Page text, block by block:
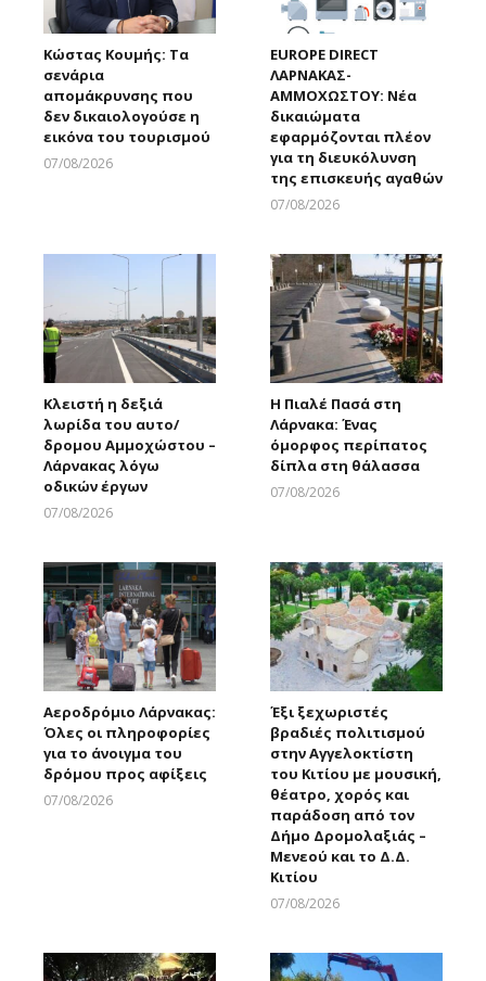
Κώστας Κουμής: Τα
σενάρια
απομάκρυνσης που
δεν δικαιολογούσε η
εικόνα του τουρισμού
07/08/2026
EUROPE DIRECT
ΛΑΡΝΑΚΑΣ-
ΑΜΜΟΧΩΣΤΟΥ: Νέα
δικαιώματα
εφαρμόζονται πλέον
για τη διευκόλυνση
της επισκευής αγαθών
07/08/2026
Κλειστή η δεξιά
λωρίδα του αυτο/
δρομου Αμμοχώστου –
Λάρνακας λόγω
οδικών έργων
07/08/2026
Η Πιαλέ Πασά στη
Λάρνακα: Ένας
όμορφος περίπατος
δίπλα στη θάλασσα
07/08/2026
Αεροδρόμιο Λάρνακας:
Όλες οι πληροφορίες
για το άνοιγμα του
δρόμου προς αφίξεις
07/08/2026
Έξι ξεχωριστές
βραδιές πολιτισμού
στην Αγγελοκτίστη
του Κιτίου με μουσική,
θέατρο, χορός και
παράδοση από τον
Δήμο Δρομολαξιάς –
Μενεού και το Δ.Δ.
Κιτίου
07/08/2026